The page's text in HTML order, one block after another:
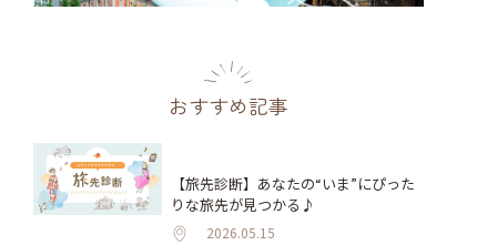
おすすめ記事
【旅先診断】あなたの“いま”にぴった
りな旅先が見つかる♪
2026.05.15